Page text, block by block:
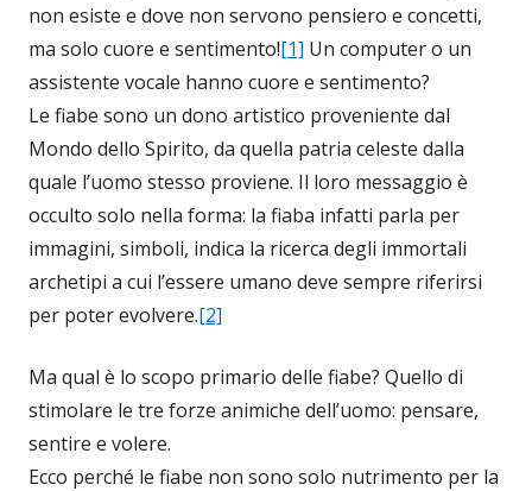
non esiste e dove non servono pensiero e concetti,
ma solo cuore e sentimento![1] Un computer o un
assistente vocale hanno cuore e sentimento?
Le fiabe sono un dono artistico proveniente dal
Mondo dello Spirito, da quella patria celeste dalla
quale l’uomo stesso proviene. Il loro messaggio è
occulto solo nella forma: la fiaba infatti parla per
immagini, simboli, indica la ricerca degli immortali
archetipi a cui l’essere umano deve sempre riferirsi
per poter evolvere.[2]
Ma qual è lo scopo primario delle fiabe? Quello di
stimolare le tre forze animiche dell’uomo: pensare,
sentire e volere.
Ecco perché le fiabe non sono solo nutrimento per la